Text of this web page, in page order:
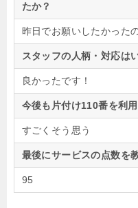
たか？
昨日でお願いしたかった
スタッフの人柄・対応は
良かったです！
今後も片付け110番を利
すごくそう思う
最後にサービスの点数を
95